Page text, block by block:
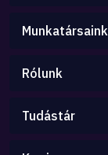
Munkatársaink
Rólunk
Tudástár